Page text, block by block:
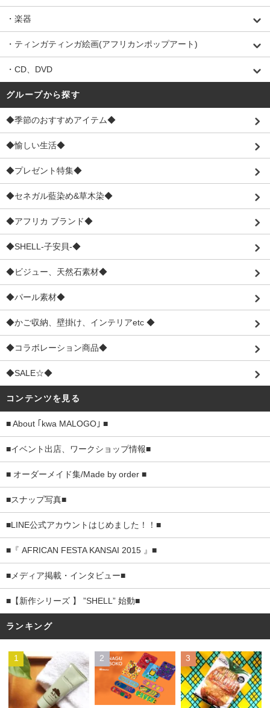
・楽器
・ティンガティンガ絵画(アフリカンポップアート)
・CD、DVD
グループから探す
◆季節のおすすめアイテム◆
◆愉しい生活◆
◆プレゼント特集◆
◆セネガル藍染め&草木染◆
◆アフリカ ブランド◆
◆SHELL-子安貝-◆
◆ビジュー、天然石素材◆
◆パール素材◆
◆かご収納、壁掛け、インテリアetc ◆
◆コラボレーション商品◆
◆SALE☆◆
コンテンツを見る
■ About ｢kwa MALOGO｣ ■
■イベント出店、ワークショップ情報■
■ オーダーメイド集/Made by order ■
■スナップ写真■
■LINE公式アカウントはじめました！！■
■『 AFRICAN FESTA KANSAI 2015 』■
■メディア掲載・インタビュー■
■【新作シリーズ 】 ”SHELL” 始動■
ランキング
1 2 3